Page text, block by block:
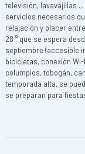
televisión, lavavajillas
servicios necesarios
relajación y placer
28 ° que se espera
septiembre (accesible
bicicletas, conexión
columpios, tobogán,
temporada alta, se
se preparan para